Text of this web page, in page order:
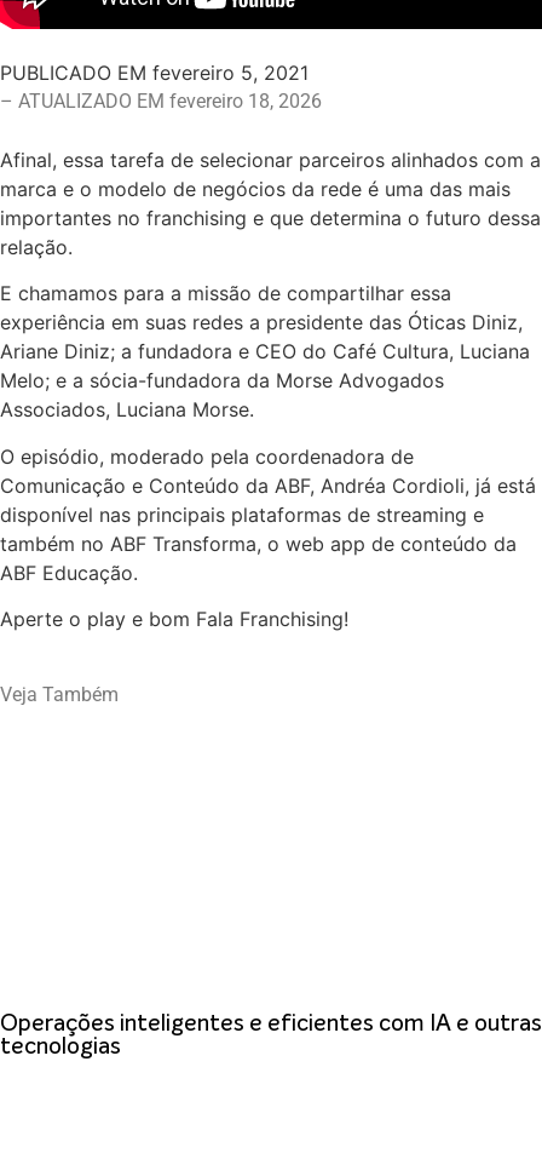
PUBLICADO EM fevereiro 5, 2021
– ATUALIZADO EM fevereiro 18, 2026
Afinal, essa tarefa de selecionar parceiros alinhados com a
marca e o modelo de negócios da rede é uma das mais
importantes no franchising e que determina o futuro dessa
relação.
E chamamos para a missão de compartilhar essa
experiência em suas redes a presidente das Óticas Diniz,
Ariane Diniz; a fundadora e CEO do Café Cultura, Luciana
Melo; e a sócia-fundadora da Morse Advogados
Associados, Luciana Morse.
O episódio, moderado pela coordenadora de
Comunicação e Conteúdo da ABF, Andréa Cordioli, já está
disponível nas principais plataformas de streaming e
também no ABF Transforma, o web app de conteúdo da
ABF Educação.
Aperte o play e bom Fala Franchising!
Veja Também
Operações inteligentes e eficientes com IA e outras
tecnologias